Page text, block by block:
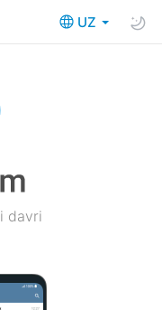
UZ
davri